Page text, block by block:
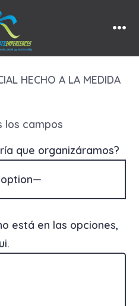
HECHO A LA MEDIDA
los campos
que organizáramos?
está en las opciones,